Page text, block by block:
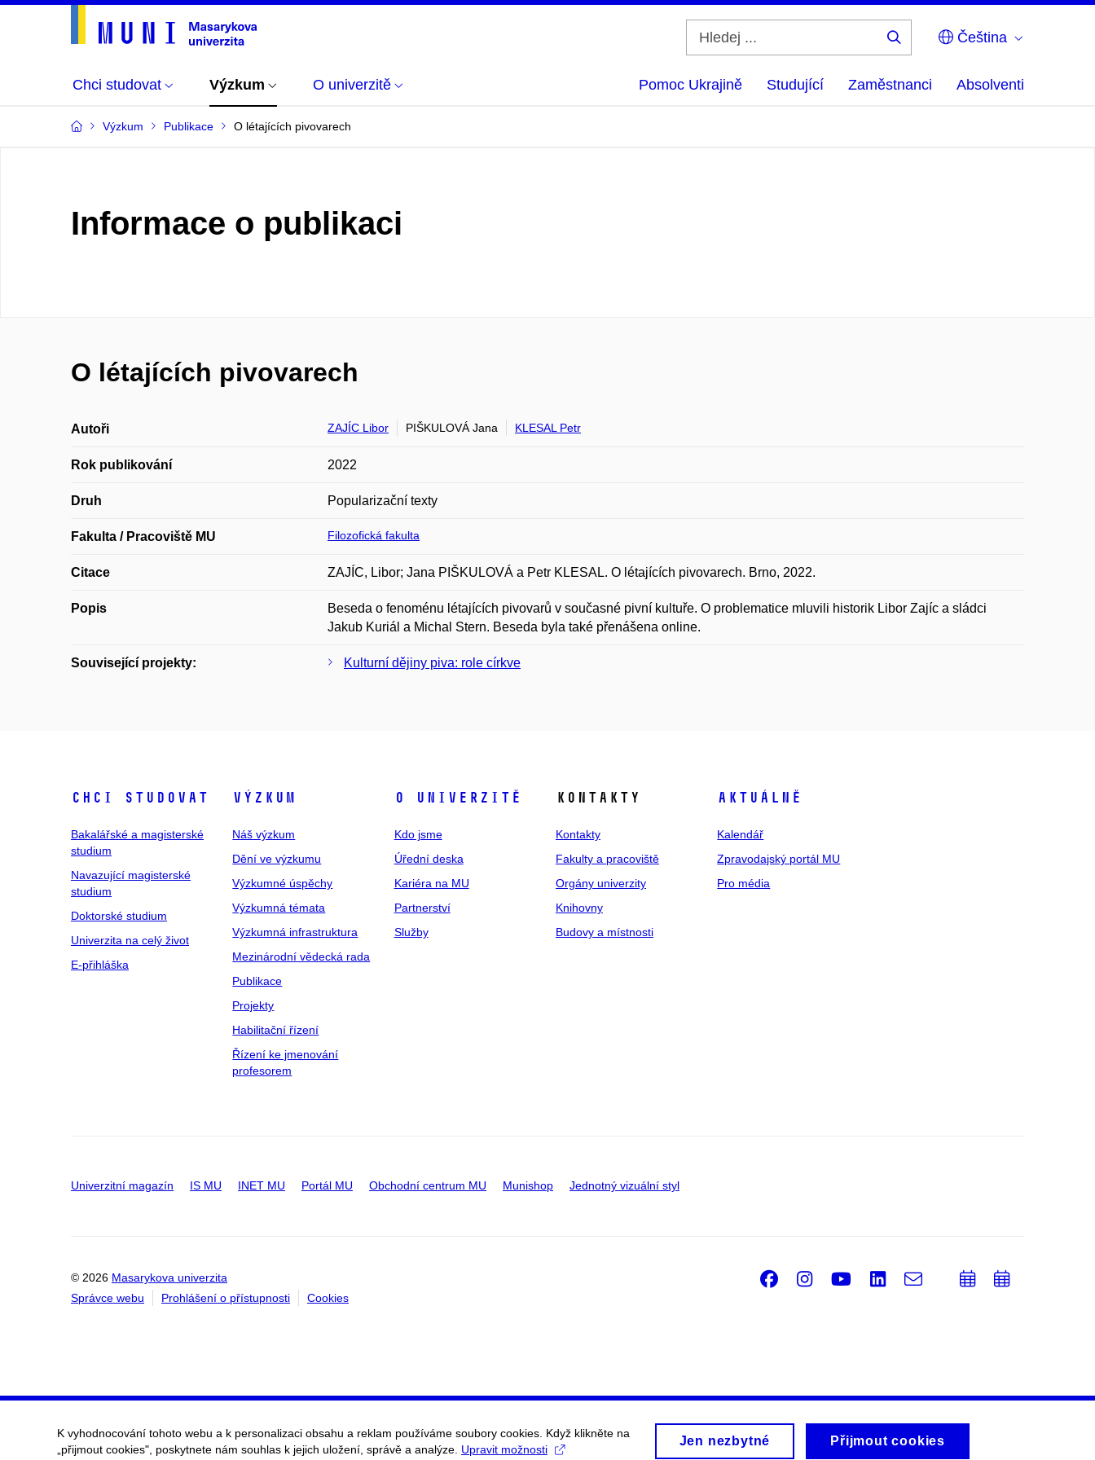
Čeština
Chci studovat Výzkum O univerzitě Pomoc Ukrajině Studující Zaměstnanci Absolventi
Výzkum Publikace O létajících pivovarech
Informace o publikaci
O létajících pivovarech
Autoři ZAJÍC Libor PIŠKULOVÁ Jana KLESAL Petr
Rok publikování 2022
Druh Popularizační texty
Fakulta / Pracoviště MU Filozofická fakulta
Citace ZAJÍC, Libor; Jana PIŠKULOVÁ a Petr KLESAL. O létajících pivovarech. Brno, 2022.
Popis
Beseda o fenoménu létajících pivovarů v současné pivní kultuře. O problematice mluvili historik Libor Zajíc a sládci
Jakub Kuriál a Michal Stern. Beseda byla také přenášena online.
Související projekty: Kulturní dějiny piva: role církve
Chci studovat
Bakalářské a magisterské
studium
Navazující magisterské
studium
Doktorské studium
Univerzita na celý život
E-přihláška
Výzkum
Náš výzkum
Dění ve výzkumu
Výzkumné úspěchy
Výzkumná témata
Výzkumná infrastruktura
Mezinárodní vědecká rada
Publikace
Projekty
Habilitační řízení
Řízení ke jmenování
profesorem
O univerzitě
Kdo jsme
Úřední deska
Kariéra na MU
Partnerství
Služby
Kontakty
Kontakty
Fakulty a pracoviště
Orgány univerzity
Knihovny
Budovy a místnosti
Aktuálně
Kalendář
Zpravodajský portál MU
Pro média
Univerzitní magazín IS MU INET MU Portál MU Obchodní centrum MU Munishop Jednotný vizuální styl
© 2026 Masarykova univerzita
Správce webu
Prohlášení o přístupnosti Cookies
Facebook
Instagram
Youtube
LinkedIn
e-
PřidatPřidat
K vyhodnocování tohoto webu a k personalizaci obsahu a reklam používáme soubory cookies. Když klikněte na
„přijmout cookies", poskytnete nám souhlas k jejich uložení, správě a analýze. Upravit možnosti
Jen nezbytné Přijmout cookies